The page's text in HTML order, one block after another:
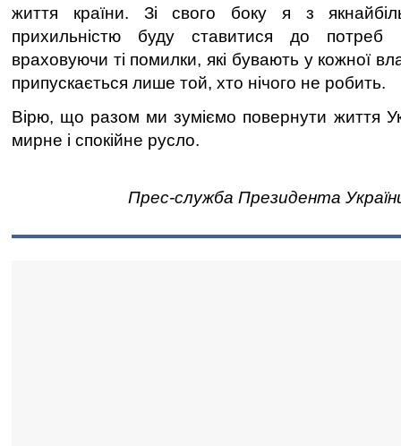
життя країни. Зі свого боку я з
прихильністю буду ставитися до потреб
враховуючи ті помилки, які бувають у кожної
припускається лише той, хто нічого не робить.
Вірю, що разом ми зуміємо повернути життя
мирне і спокійне русло.
Прес-служба Президента